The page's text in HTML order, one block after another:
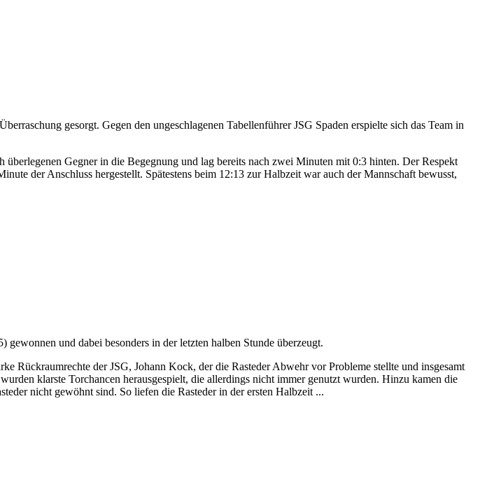
gesorgt. Gegen den ungeschlagenen Tabellenführer JSG Spaden erspielte sich das Team in
Gegner in die Begegnung und lag bereits nach zwei Minuten mit 0:3 hinten. Der Respekt
der Anschluss hergestellt. Spätestens beim 12:13 zur Halbzeit war auch der Mannschaft bewusst,
und dabei besonders in der letzten halben Stunde überzeugt.
Rückraumrechte der JSG, Johann Kock, der die Rasteder Abwehr vor Probleme stellte und insgesamt
klarste Torchancen herausgespielt, die allerdings nicht immer genutzt wurden. Hinzu kamen die
nicht gewöhnt sind. So liefen die Rasteder in der ersten Halbzeit ...